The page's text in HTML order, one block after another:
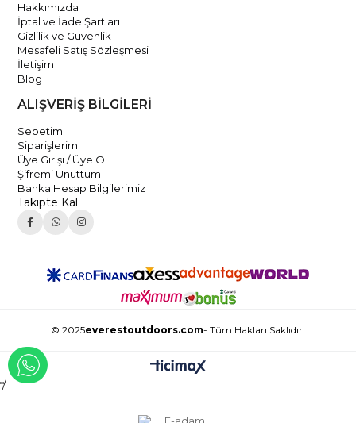
Hakkımızda
İptal ve İade Şartları
Gizlilik ve Güvenlik
Mesafeli Satış Sözleşmesi
İletişim
Blog
ALIŞVERİŞ BİLGİLERİ
Sepetim
Siparişlerim
Üye Girişi / Üye Ol
Şifremi Unuttum
Banka Hesap Bilgilerimiz
Takipte Kal
© 2025everestoutdoors.com- Tüm Hakları Saklıdır.
*/
WHATSAPP İLE İLETİŞİME GEÇ